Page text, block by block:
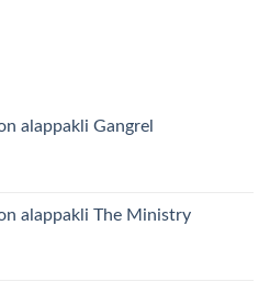
alappakli Gangrel
alappakli The Ministry